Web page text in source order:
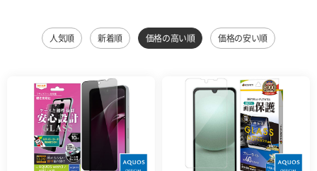
人気順 新着順 価格の高い順 価格の安い順